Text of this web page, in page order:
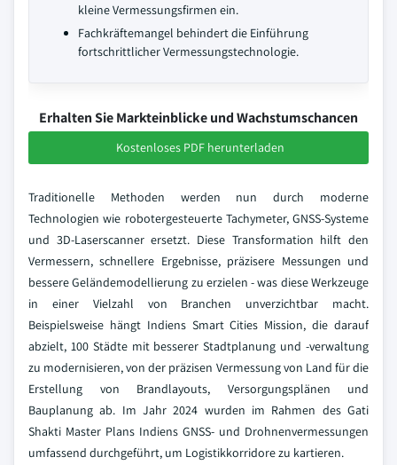
kleine Vermessungsfirmen ein.
Fachkräftemangel behindert die Einführung
fortschrittlicher Vermessungstechnologie.
Erhalten Sie Markteinblicke und Wachstumschancen
Kostenloses PDF herunterladen
Traditionelle Methoden werden nun durch moderne
Technologien wie robotergesteuerte Tachymeter, GNSS-Systeme
und 3D-Laserscanner ersetzt. Diese Transformation hilft den
Vermessern, schnellere Ergebnisse, präzisere Messungen und
bessere Geländemodellierung zu erzielen - was diese Werkzeuge
in einer Vielzahl von Branchen unverzichtbar macht.
Beispielsweise hängt Indiens Smart Cities Mission, die darauf
abzielt, 100 Städte mit besserer Stadtplanung und -verwaltung
zu modernisieren, von der präzisen Vermessung von Land für die
Erstellung von Brandlayouts, Versorgungsplänen und
Bauplanung ab. Im Jahr 2024 wurden im Rahmen des Gati
Shakti Master Plans Indiens GNSS- und Drohnenvermessungen
umfassend durchgeführt, um Logistikkorridore zu kartieren.